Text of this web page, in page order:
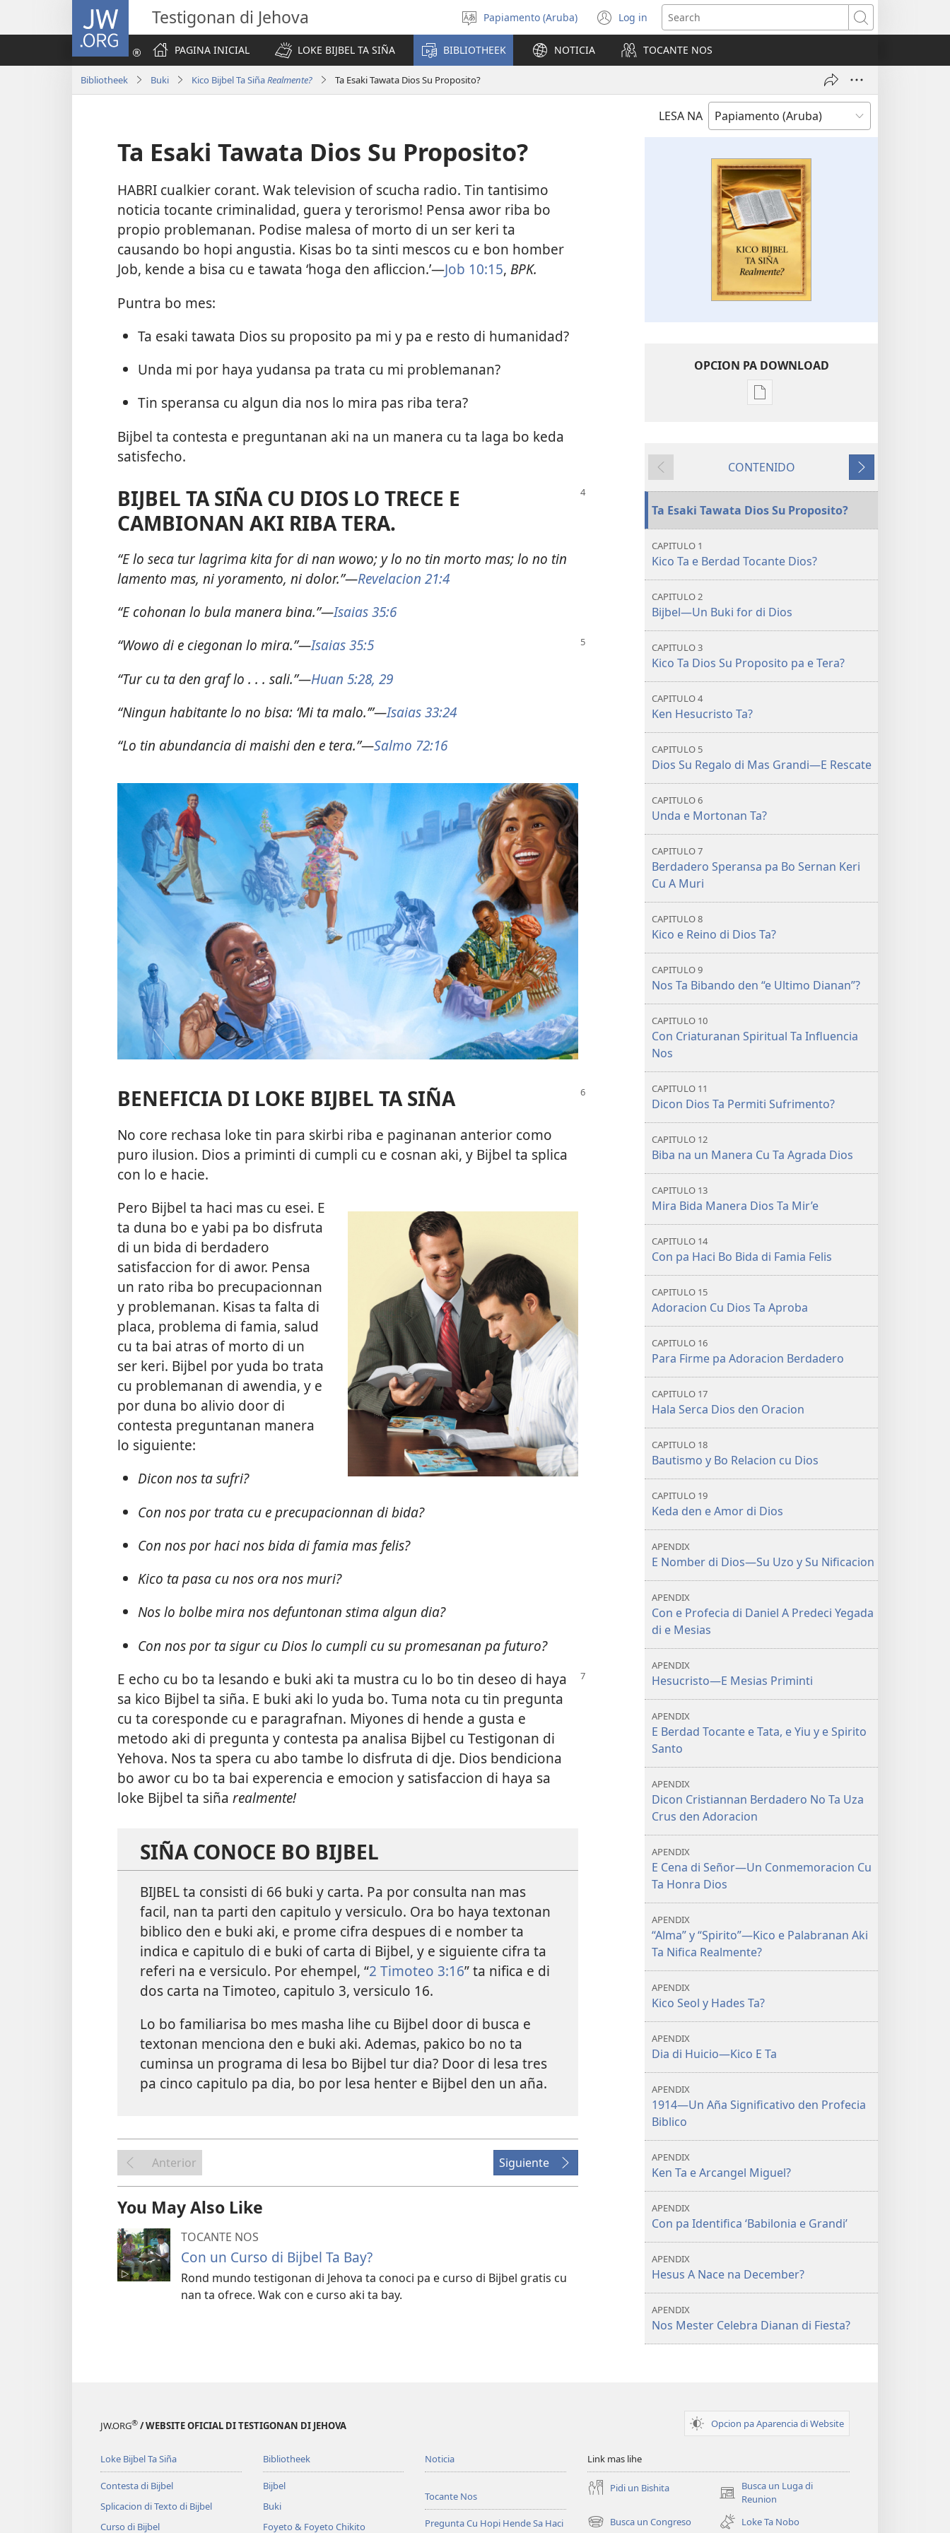
JW.ORG Testigonan di Jehova
Scoge
idioma
Papiamento (Aruba) Log in
(opens
new
window)
Search
PAGINA INICIAL
LOKE BIJBEL TA SIÑA BIBLIOTHEEK NOTICIA TOCANTE NOS
Bibliotheek Buki Kico Bijbel Ta SiñaRealmente? Ta Esaki Tawata Dios Su Proposito?
LESA NA
Ta Esaki Tawata Dios Su Proposito?
HABRI cualkier corant. Wak television of scucha radio. Tin tantisimo
noticia tocante criminalidad, guera y terorismo! Pensa awor riba bo
propio problemanan. Podise malesa of morto di un ser keri ta
causando bo hopi angustia. Kisas bo ta sinti mescos cu e bon homber
Job, kende a bisa cu e tawata ‘hoga den afliccion.’—Job 10:15, BPK.
Puntra bo mes:
Ta esaki tawata Dios su proposito pa mi y pa e resto di humanidad?
Unda mi por haya yudansa pa trata cu mi problemanan?
Tin speransa cu algun dia nos lo mira pas riba tera?
Bijbel ta contesta e preguntanan aki na un manera cu ta laga bo keda
satisfecho.
BIJBEL TA SIÑA CU DIOS LO TRECE E
CAMBIONAN AKI RIBA TERA.
“E lo seca tur lagrima kita for di nan wowo; y lo no tin morto mas; lo no tin
lamento mas, ni yoramento, ni dolor.”—Revelacion 21:4
“E cohonan lo bula manera bina.”—Isaias 35:6
“Wowo di e ciegonan lo mira.”—Isaias 35:5
“Tur cu ta den graf lo . . . sali.”—Huan 5:28, 29
“Ningun habitante lo no bisa: ‘Mi ta malo.’”—Isaias 33:24
“Lo tin abundancia di maishi den e tera.”—Salmo 72:16
BENEFICIA DI LOKE BIJBEL TA SIÑA
No core rechasa loke tin para skirbi riba e paginanan anterior como
puro ilusion. Dios a priminti di cumpli cu e cosnan aki, y Bijbel ta splica
con lo e hacie.
Pero Bijbel ta haci mas cu esei. E
ta duna bo e yabi pa bo disfruta
di un bida di berdadero
satisfaccion for di awor. Pensa
un rato riba bo precupacionnan
y problemanan. Kisas ta falta di
placa, problema di famia, salud
cu ta bai atras of morto di un
ser keri. Bijbel por yuda bo trata
cu problemanan di awendia, y e
por duna bo alivio door di
contesta preguntanan manera
lo siguiente:
Dicon nos ta sufri?
Con nos por trata cu e precupacionnan di bida?
Con nos por haci nos bida di famia mas felis?
Kico ta pasa cu nos ora nos muri?
Nos lo bolbe mira nos defuntonan stima algun dia?
Con nos por ta sigur cu Dios lo cumpli cu su promesanan pa futuro?
E echo cu bo ta lesando e buki aki ta mustra cu lo bo tin deseo di haya
sa kico Bijbel ta siña. E buki aki lo yuda bo. Tuma nota cu tin pregunta
cu ta coresponde cu e paragrafnan. Miyones di hende a gusta e
metodo aki di pregunta y contesta pa analisa Bijbel cu Testigonan di
Yehova. Nos ta spera cu abo tambe lo disfruta di dje. Dios bendiciona
bo awor cu bo ta bai experencia e emocion y satisfaccion di haya sa
loke Bijbel ta siña realmente!
SIÑA CONOCE BO BIJBEL
BIJBEL ta consisti di 66 buki y carta. Pa por consulta nan mas
facil, nan ta parti den capitulo y versiculo. Ora bo haya textonan
biblico den e buki aki, e prome cifra despues di e nomber ta
indica e capitulo di e buki of carta di Bijbel, y e siguiente cifra ta
referi na e versiculo. Por ehempel, “2 Timoteo 3:16” ta nifica e di
dos carta na Timoteo, capitulo 3, versiculo 16.
Lo bo familiarisa bo mes masha lihe cu Bijbel door di busca e
textonan menciona den e buki aki. Ademas, pakico bo no ta
cuminsa un programa di lesa bo Bijbel tur dia? Door di lesa tres
pa cinco capitulo pa dia, bo por lesa henter e Bijbel den un aña.
Anterior Siguiente
You May Also Like
TOCANTE NOS
Con un Curso di Bijbel Ta Bay?
Rond mundo testigonan di Jehova ta conoci pa e curso di Bijbel gratis cu
nan ta ofrece. Wak con e curso aki ta bay.
OPCION PA DOWNLOAD
Opcion
digital
Bijbel
Ta
Realmente?
Anterior
CONTENIDO
Siguiente
Ta Esaki Tawata Dios Su Proposito?
CAPITULO 1
Kico Ta e Berdad Tocante Dios?
CAPITULO 2
Bijbel—Un Buki for di Dios
CAPITULO 3
Kico Ta Dios Su Proposito pa e Tera?
CAPITULO 4
Ken Hesucristo Ta?
CAPITULO 5
Dios Su Regalo di Mas Grandi—E Rescate
CAPITULO 6
Unda e Mortonan Ta?
CAPITULO 7
Berdadero Speransa pa Bo Sernan Keri
Cu A Muri
CAPITULO 8
Kico e Reino di Dios Ta?
CAPITULO 9
Nos Ta Bibando den “e Ultimo Dianan”?
CAPITULO 10
Con Criaturanan Spiritual Ta Influencia
Nos
CAPITULO 11
Dicon Dios Ta Permiti Sufrimento?
CAPITULO 12
Biba na un Manera Cu Ta Agrada Dios
CAPITULO 13
Mira Bida Manera Dios Ta Mir’e
CAPITULO 14
Con pa Haci Bo Bida di Famia Felis
CAPITULO 15
Adoracion Cu Dios Ta Aproba
CAPITULO 16
Para Firme pa Adoracion Berdadero
CAPITULO 17
Hala Serca Dios den Oracion
CAPITULO 18
Bautismo y Bo Relacion cu Dios
CAPITULO 19
Keda den e Amor di Dios
APENDIX
E Nomber di Dios—Su Uzo y Su Nificacion
APENDIX
Con e Profecia di Daniel A Predeci Yegada
di e Mesias
APENDIX
Hesucristo—E Mesias Priminti
APENDIX
E Berdad Tocante e Tata, e Yiu y e Spirito
Santo
APENDIX
Dicon Cristiannan Berdadero No Ta Uza
Crus den Adoracion
APENDIX
E Cena di Señor—Un Conmemoracion Cu
Ta Honra Dios
APENDIX
“Alma” y “Spirito”—Kico e Palabranan Aki
Ta Nifica Realmente?
APENDIX
Kico Seol y Hades Ta?
APENDIX
Dia di Huicio—Kico E Ta
APENDIX
1914—Un Aña Significativo den Profecia
Biblico
APENDIX
Ken Ta e Arcangel Miguel?
APENDIX
Con pa Identifica ‘Babilonia e Grandi’
APENDIX
Hesus A Nace na December?
APENDIX
Nos Mester Celebra Dianan di Fiesta?
JW.ORG® / WEBSITE OFICIAL DI TESTIGONAN DI JEHOVA Opcion pa Aparencia di Website
Loke Bijbel Ta Siña
Contesta di Bijbel
Splicacion di Texto di Bijbel
Curso di Bijbel
Bibliotheek
Bijbel
Buki
Foyeto & Foyeto Chikito
Noticia
Tocante Nos
Pregunta Cu Hopi Hende Sa Haci
Link mas lihe
Pidi un Bishita
Busca un Luga di
Reunion
(opens
new
window)
Busca un Congreso
(opens Loke Ta Nobo